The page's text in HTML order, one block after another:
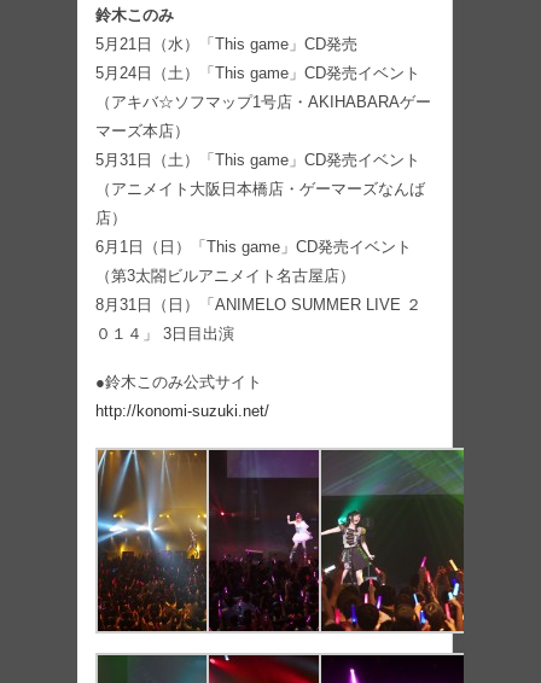
鈴木このみ
5月21日（水）「This game」CD発売
5月24日（土）「This game」CD発売イベント
（アキバ☆ソフマップ1号店・AKIHABARAゲー
マーズ本店）
5月31日（土）「This game」CD発売イベント
（アニメイト大阪日本橋店・ゲーマーズなんば
店）
6月1日（日）「This game」CD発売イベント
（第3太閤ビルアニメイト名古屋店）
8月31日（日）「ANIMELO SUMMER LIVE ２
０１４」 3日目出演
●鈴木このみ公式サイト
http://konomi-suzuki.net/